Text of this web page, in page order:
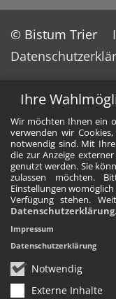
Ihre
Wir möchten Ihnen ein
verwenden wir
notwendig sind. Mit
die zur Anzeige
genutzt werden. Sie
zulassen möchten.
Einstellungen
Verfügung stehen.
Datenschutzerklärung.
Notwendig
Externe Inhalte
Impressum
Datenschutzerklärung
© Bistum Trier